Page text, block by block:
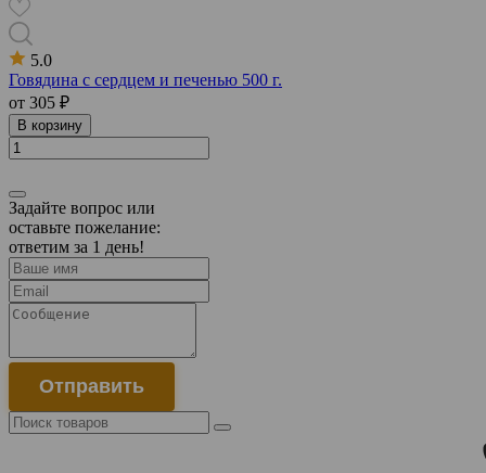
5.0
Говядина с сердцем и печенью 500 г.
от 305 ₽
В корзину
Задайте вопрос или
оставьте пожелание:
ответим за 1 день!
Отправить